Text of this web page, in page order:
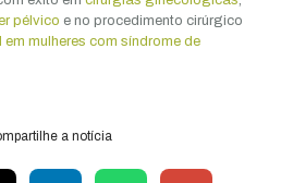
pélvico e no procedimento cirúrgico
mulheres com síndrome de
a notícia